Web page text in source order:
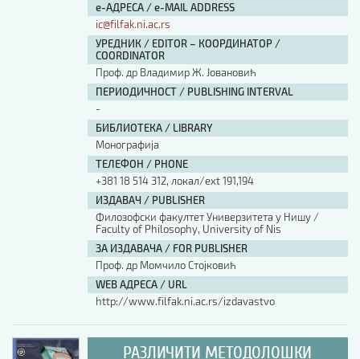
е-АДРЕСА / e-MAIL ADDRESS
ic@filfak.ni.ac.rs
УРЕДНИК / EDITOR – КООРДИНАТОР /
COORDINATOR
Проф. др Владимир Ж. Јовановић
ПЕРИОДИЧНОСТ / PUBLISHING INTERVAL
-
БИБЛИОТЕКА / LIBRARY
Монографија
ТЕЛЕФОН / PHONE
+381 18 514 312, локал/ext 191,194
ИЗДАВАЧ / PUBLISHER
Филозофски факултет Универзитета у Нишу /
Faculty of Philosophy, University of Nis
ЗА ИЗДАВАЧА / FOR PUBLISHER
Проф. др Момчило Стојковић
WEB АДРЕСА / URL
http://www.filfak.ni.ac.rs/izdavastvo
РАЗЛИЧИТИ МЕТОДОЛОШКИ